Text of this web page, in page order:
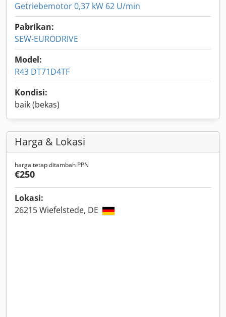
Getriebemotor 0,37 kW 62 U/min
Pabrikan:
SEW-EURODRIVE
Model:
R43 DT71D4TF
Kondisi:
baik (bekas)
Harga & Lokasi
harga tetap ditambah PPN
€250
Lokasi:
26215 Wiefelstede, DE